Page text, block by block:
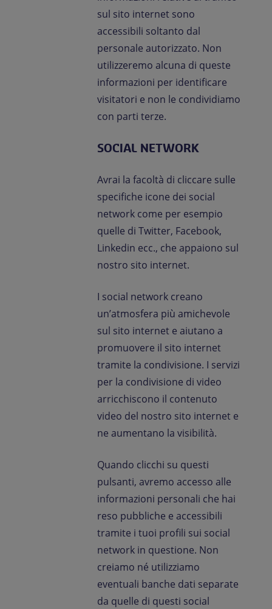
sul sito internet sono
accessibili soltanto dal
personale autorizzato. Non
utilizzeremo alcuna di queste
informazioni per identificare
visitatori e non le condividiamo
con parti terze.
SOCIAL NETWORK
Avrai la facoltà di cliccare sulle
specifiche icone dei social
network come per esempio
quelle di Twitter, Facebook,
Linkedin ecc., che appaiono sul
nostro sito internet.
I social network creano
un’atmosfera più amichevole
sul sito internet e aiutano a
promuovere il sito internet
tramite la condivisione. I servizi
per la condivisione di video
arricchiscono il contenuto
video del nostro sito internet e
ne aumentano la visibilità.
Quando clicchi su questi
pulsanti, avremo accesso alle
informazioni personali che hai
reso pubbliche e accessibili
tramite i tuoi profili sui social
network in questione. Non
creiamo né utilizziamo
eventuali banche dati separate
da quelle di questi social